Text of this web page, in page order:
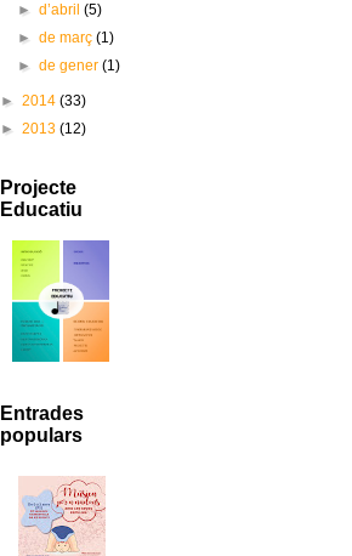
►d’abril(5)
►de març(1)
►de gener(1)
► 2014 (33)
► 2013 (12)
Projecte
Educatiu
Entrades
populars